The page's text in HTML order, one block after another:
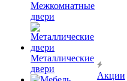
Межкомнатные
двери
Металлические
двери
Акции